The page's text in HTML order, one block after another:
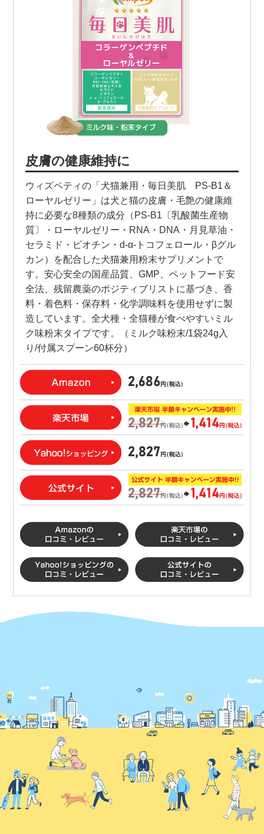
皮膚の健康維持に
ウィズペティの「犬猫兼用・毎日美肌 PS-B1＆
ローヤルゼリー」は犬と猫の皮膚・毛艶の健康維
持に必要な8種類の成分（PS-B1〔乳酸菌生産物
質〕・ローヤルゼリー・RNA・DNA・月見草油・
セラミド・ビオチン・d-α-トコフェロール・βグル
カン）を配合した犬猫兼用粉末サプリメントで
す。安心安全の国産品質、GMP、ペットフード安
全法、残留農薬のポジティブリストに基づき、香
料・着色料・保存料・化学調味料を使用せずに製
造しています。全犬種・全猫種が食べやすいミル
ク味粉末タイプです。（ミルク味粉末/1袋24g入
り/付属スプーン60杯分）